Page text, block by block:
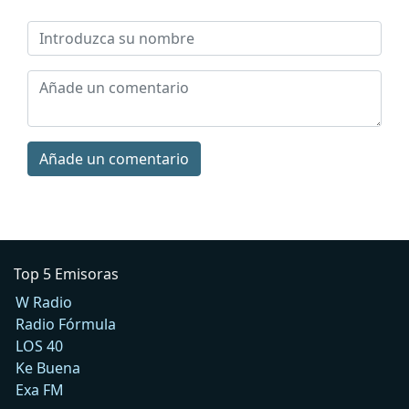
Añade un comentario
Top 5 Emisoras
W Radio
Radio Fórmula
LOS 40
Ke Buena
Exa FM